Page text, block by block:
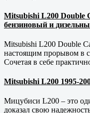
Mitsubishi L200 Double
бензиновый и
Mitsubishi L200 Double
настоящим прорывом в
Сочетая в себе
Mitsubishi L200 1995-
Мицубиси L200 – это
доказал свою